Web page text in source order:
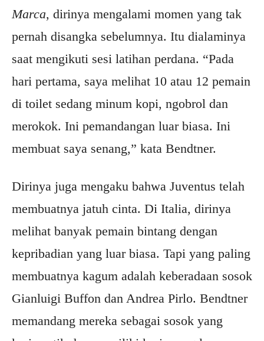
Marca, dirinya mengalami momen yang tak
pernah disangka sebelumnya. Itu dialaminya
saat mengikuti sesi latihan perdana. “Pada
hari pertama, saya melihat 10 atau 12 pemain
di toilet sedang minum kopi, ngobrol dan
merokok. Ini pemandangan luar biasa. Ini
membuat saya senang,” kata Bendtner.
Dirinya juga mengaku bahwa Juventus telah
membuatnya jatuh cinta. Di Italia, dirinya
melihat banyak pemain bintang dengan
kepribadian yang luar biasa. Tapi yang paling
membuatnya kagum adalah keberadaan sosok
Gianluigi Buffon dan Andrea Pirlo. Bendtner
memandang mereka sebagai sosok yang